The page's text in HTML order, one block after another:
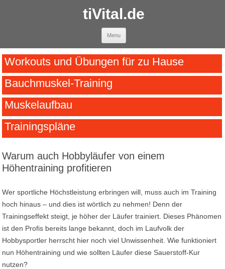
tiVital.de
Menu
Workouts und Übungen für zu Hause
Bauchmuskel-Training
Muskelaufbau
Trainingspläne
Warum auch Hobbyläufer von einem
Höhentraining profitieren
Wer sportliche Höchstleistung erbringen will, muss auch im Training
hoch hinaus – und dies ist wörtlich zu nehmen! Denn der
Trainingseffekt steigt, je höher der Läufer trainiert. Dieses Phänomen
ist den Profis bereits lange bekannt, doch im Laufvolk der
Hobbysportler herrscht hier noch viel Unwissenheit. Wie funktioniert
nun Höhentraining und wie sollten Läufer diese Sauerstoff-Kur
nutzen?